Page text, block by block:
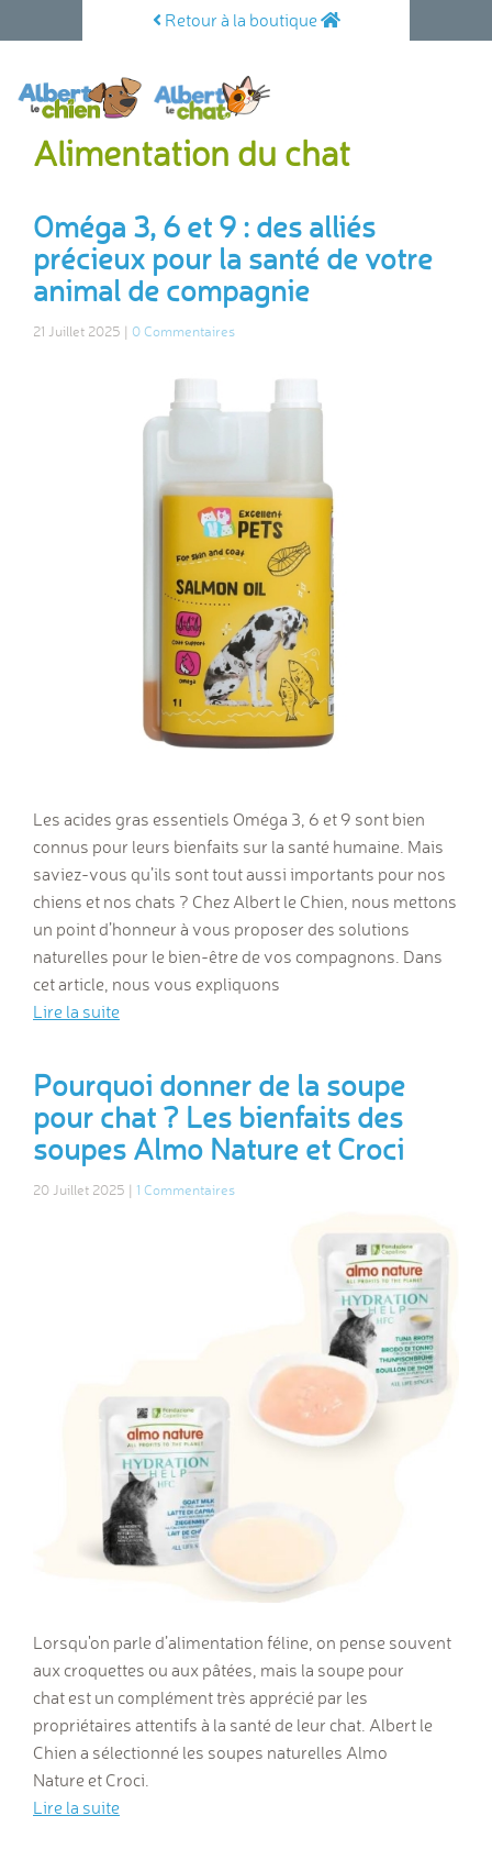
Retour à la boutique
Alimentation du chat
Oméga 3, 6 et 9 : des alliés
précieux pour la santé de votre
animal de compagnie
21 Juillet 2025 | 0 Commentaires
Les acides gras essentiels Oméga 3, 6 et 9 sont bien
connus pour leurs bienfaits sur la santé humaine. Mais
saviez-vous qu’ils sont tout aussi importants pour nos
chiens et nos chats ? Chez Albert le Chien, nous mettons
un point d’honneur à vous proposer des solutions
naturelles pour le bien-être de vos compagnons. Dans
cet article, nous vous expliquons
Lire la suite
Pourquoi donner de la soupe
pour chat ? Les bienfaits des
soupes Almo Nature et Croci
20 Juillet 2025 | 1 Commentaires
Lorsqu'on parle d’alimentation féline, on pense souvent
aux croquettes ou aux pâtées, mais la soupe pour
chat est un complément très apprécié par les
propriétaires attentifs à la santé de leur chat. Albert le
Chien a sélectionné les soupes naturelles Almo
Nature et Croci.
Lire la suite